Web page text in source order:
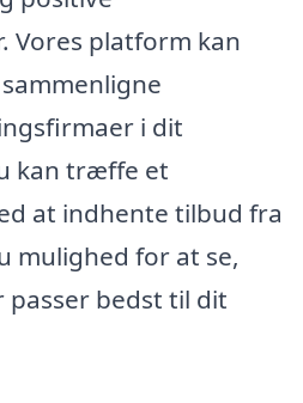
Vores platform kan
i dit
kan træffe et
at indhente tilbud fra
mulighed for at se,
passer bedst til dit